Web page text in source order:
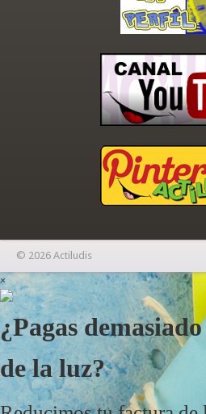
© 2026 Actiludis
×
¿Pagas
de la luz?